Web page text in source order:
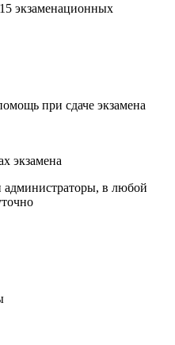
экзаменационных
при сдаче экзамена
экзамена
в любой